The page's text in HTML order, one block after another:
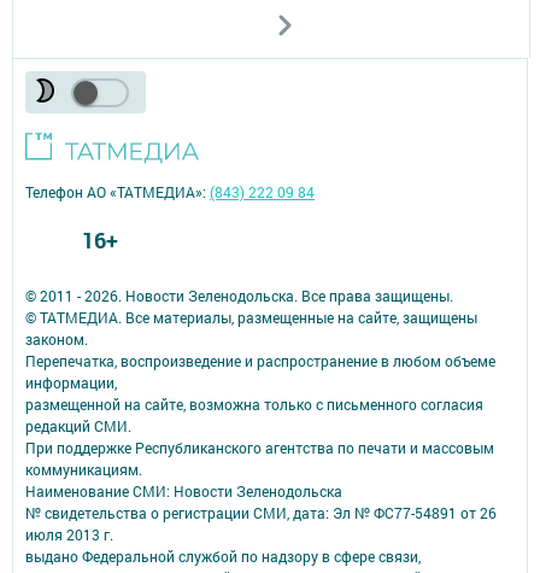
© 2011 - 2026. Новости Зеленодольска. Все права защищены.
© ТАТМЕДИА. Все материалы, размещенные на сайте, защищены
законом.
Перепечатка, воспроизведение и распространение в любом объеме
информации,
размещенной на сайте, возможна только с письменного согласия
редакций СМИ.
При поддержке Республиканского агентства по печати и массовым
коммуникациям.
Наименование СМИ: Новости Зеленодольска
№ свидетельства о регистрации СМИ, дата: Эл № ФС77-54891 от 26
июля 2013 г.
выдано Федеральной службой по надзору в сфере связи,
Телефон АО «ТАТМЕДИА»:(843) 222 09 84
16+